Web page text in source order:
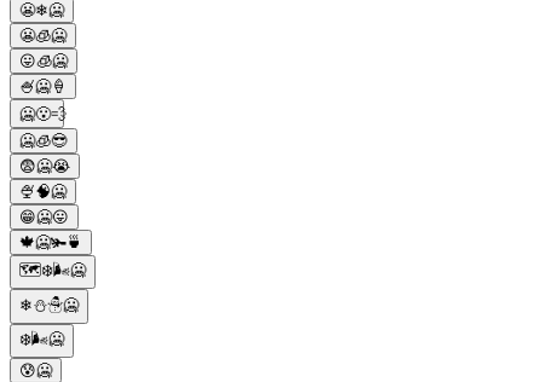
😬❄🥶
😬🧊🥶
😛🧊🥶
🍧🥶🍦
🥶😮‍💨
🥶🧊😎
😨🥶😭
🍨🧠🥶
😁🥶😛
🍁🥶🫚🍵
🗺❄️🌬🥶
❄⛄☃🥶
❄️🌬🥶
😰🥶